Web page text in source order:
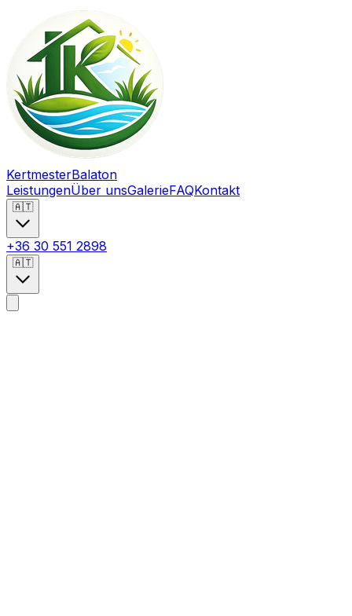
KertmesterBalaton
LeistungenÜber unsGalerieFAQKontakt
🇦🇹
+36 30 551 2898
🇦🇹